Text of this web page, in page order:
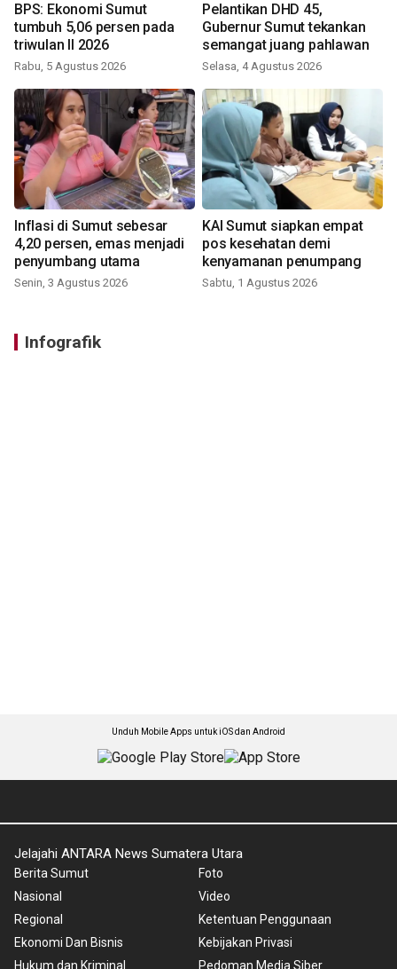
BPS: Ekonomi Sumut
tumbuh 5,06 persen pada
triwulan II 2026
Rabu, 5 Agustus 2026
Pelantikan DHD 45,
Gubernur Sumut tekankan
semangat juang pahlawan
Selasa, 4 Agustus 2026
Inflasi di Sumut sebesar
4,20 persen, emas menjadi
penyumbang utama
Senin, 3 Agustus 2026
KAI Sumut siapkan empat
pos kesehatan demi
kenyamanan penumpang
Sabtu, 1 Agustus 2026
Infografik
Unduh Mobile Apps untuk iOS dan Android
Jelajahi ANTARA News Sumatera Utara
Berita Sumut
Nasional
Regional
Ekonomi Dan Bisnis
Hukum dan Kriminal
Foto
Video
Ketentuan Penggunaan
Kebijakan Privasi
Pedoman Media Siber